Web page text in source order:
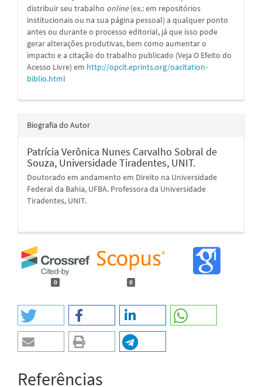
distribuir seu trabalho online(ex.: em repositórios
institucionais ou na sua página pessoal) a qualquer ponto
antes ou durante o processo editorial, já que isso pode
gerar alterações produtivas, bem como aumentar o
impacto e a citação do trabalho publicado (Veja O Efeito do
Acesso Livre) em http://opcit.eprints.org/oacitation-
biblio.html
Biografia do Autor
Patrícia Verônica Nunes Carvalho Sobral de
Souza, Universidade Tiradentes, UNIT.
Doutorado em andamento em Direito na Universidade
Federal da Bahia, UFBA. Professora da Universidade
Tiradentes, UNIT.
0 0
Referências